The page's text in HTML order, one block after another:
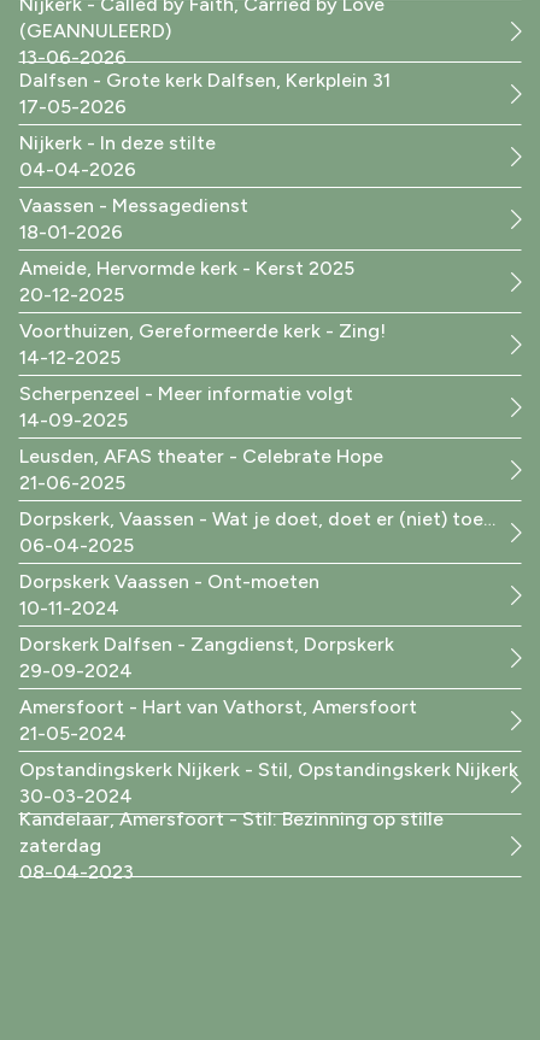
(GEANNULEERD)
13-06-2026
Dalfsen - Grote kerk Dalfsen, Kerkplein 31
17-05-2026
Nijkerk - In deze stilte
04-04-2026
Vaassen - Messagedienst
18-01-2026
Ameide, Hervormde kerk - Kerst 2025
20-12-2025
Voorthuizen, Gereformeerde kerk - Zing!
14-12-2025
Scherpenzeel - Meer informatie volgt
14-09-2025
Leusden, AFAS theater - Celebrate Hope
21-06-2025
Dorpskerk, Vaassen - Wat je doet, doet er (niet) toe…
06-04-2025
Dorpskerk Vaassen - Ont-moeten
10-11-2024
Dorskerk Dalfsen - Zangdienst, Dorpskerk
29-09-2024
Amersfoort - Hart van Vathorst, Amersfoort
21-05-2024
Opstandingskerk Nijkerk - Stil, Opstandingskerk Nijkerk
30-03-2024
Kandelaar, Amersfoort - Stil: Bezinning op stille
zaterdag
08-04-2023